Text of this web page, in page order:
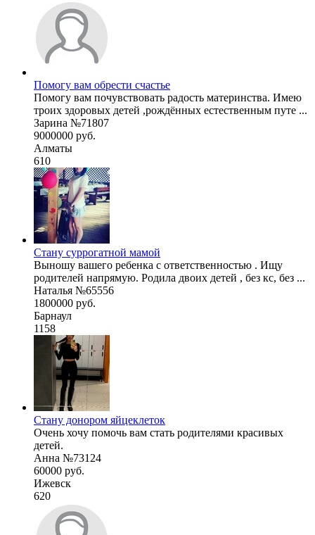
Помогу вам обрести счастье
Помогу вам почувствовать радость материнства. Имею
троих здоровых детей ,рождённых естественным путе ...
Зарина №71807
9000000 руб.
Алматы
610
Стану суррогатной мамой
Выношу вашего ребенка с ответственностью . Ищу
родителей напрямую. Родила двоих детей , без кс, без ...
Наталья №65556
1800000 руб.
Барнаул
1158
Стану донором яйцеклеток
Очень хочу помочь вам стать родителями красивых
детей.
Анна №73124
60000 руб.
Ижевск
620